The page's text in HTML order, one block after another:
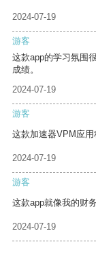
2024-07-19
游客
这款app的学习氛围
成绩。
2024-07-19
游客
这款加速器VPM应用
2024-07-19
游客
这款app就像我的财
2024-07-19